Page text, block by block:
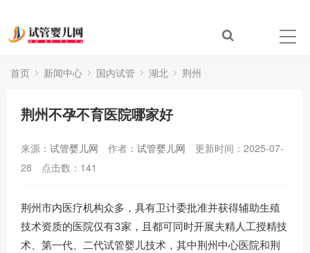
首页 新闻中心 国内试管 湖北 荆州
荆州不孕不育医院哪家好
来源： 试管婴儿网 作者： 试管婴儿网
更新时间：2025-07-
28
点击数： 141
荆州市内医疗机构众多，具有卫计委批准并获得辅助生殖
技术资质的医院仅有3家，且都可同时开展夫精人工授精技
术、第一代、二代试管婴儿技术，其中荆州中心医院和荆